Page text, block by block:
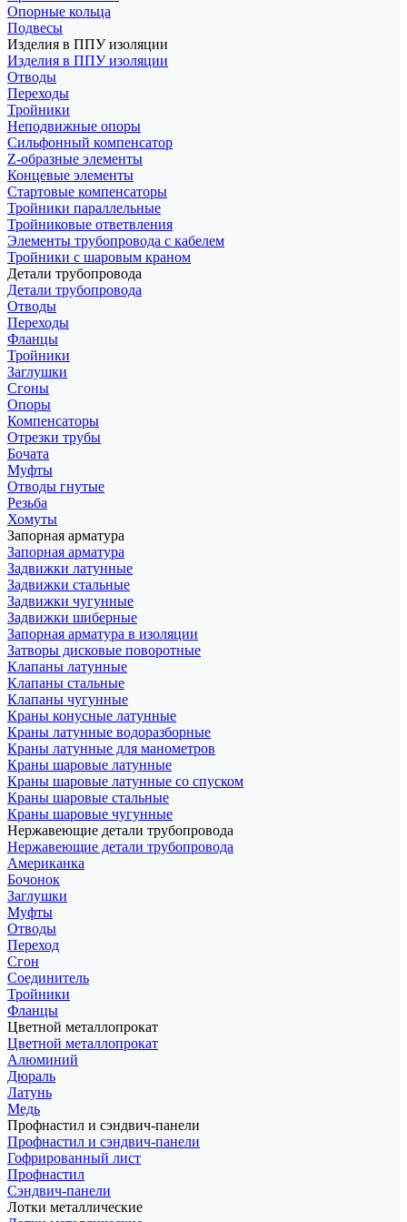
Опорные кольца
Подвесы
Изделия в ППУ изоляции
Изделия в ППУ изоляции
Отводы
Переходы
Тройники
Неподвижные опоры
Cильфонный компенсатор
Z-образные элементы
Концевые элементы
Стартовые компенсаторы
Тройники параллельные
Тройниковые ответвления
Элементы трубопровода с кабелем
Тройники с шаровым краном
Детали трубопровода
Детали трубопровода
Отводы
Переходы
Фланцы
Тройники
Заглушки
Сгоны
Опоры
Компенсаторы
Отрезки трубы
Бочата
Муфты
Отводы гнутые
Резьба
Хомуты
Запорная арматура
Запорная арматура
Задвижки латунные
Задвижки стальные
Задвижки чугунные
Задвижки шиберные
Запорная арматура в изоляции
Затворы дисковые поворотные
Клапаны латунные
Клапаны стальные
Клапаны чугунные
Краны конусные латунные
Краны латунные водоразборные
Краны латунные для манометров
Краны шаровые латунные
Краны шаровые латунные со спуском
Краны шаровые стальные
Краны шаровые чугунные
Нержавеющие детали трубопровода
Нержавеющие детали трубопровода
Американка
Бочонок
Заглушки
Муфты
Отводы
Переход
Сгон
Соединитель
Тройники
Фланцы
Цветной металлопрокат
Цветной металлопрокат
Алюминий
Дюраль
Латунь
Медь
Профнастил и сэндвич-панели
Профнастил и сэндвич-панели
Гофрированный лист
Профнастил
Сэндвич-панели
Лотки металлические